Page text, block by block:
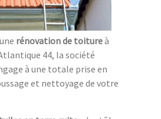
rénovation de toitureà
44, la société
à une totale prise en
et nettoyage de votre